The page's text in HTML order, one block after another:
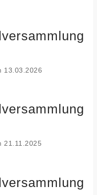
13.03.2026
21.11.2025